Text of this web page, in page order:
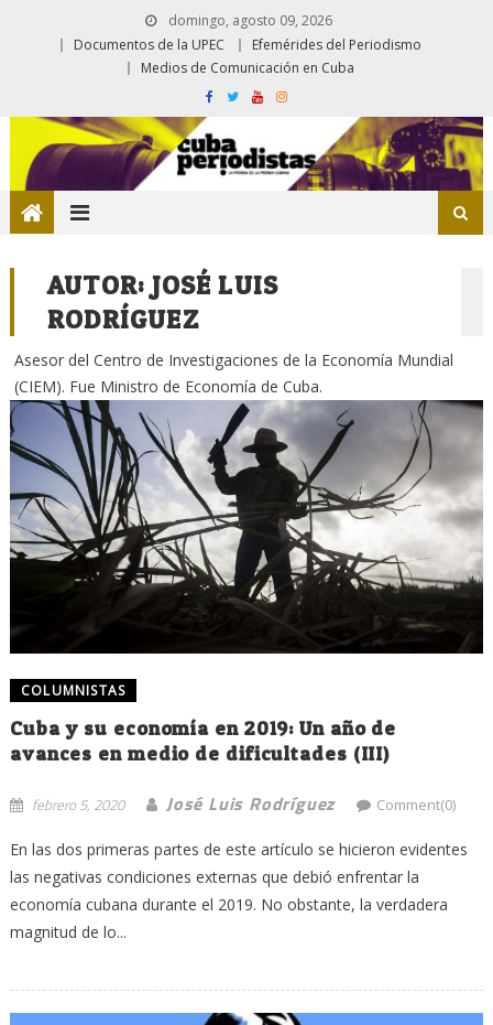
domingo, agosto 09, 2026
Documentos de la UPEC
Efemérides del Periodismo
Medios de Comunicación en Cuba
AUTOR:JOSÉ LUIS
RODRÍGUEZ
Asesor del Centro de Investigaciones de la Economía Mundial
(CIEM). Fue Ministro de Economía de Cuba.
COLUMNISTAS
Cuba y su economía en 2019: Un año de
avances en medio de dificultades (III)
febrero 5, 2020 José Luis Rodríguez Comment(0)
En las dos primeras partes de este artículo se hicieron evidentes
las negativas condiciones externas que debió enfrentar la
economía cubana durante el 2019. No obstante, la verdadera
magnitud de lo...